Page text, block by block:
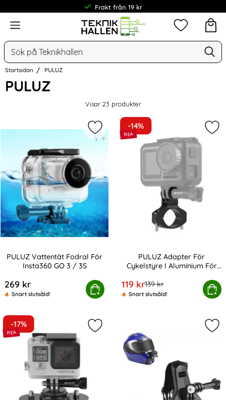
Frakt från 19 kr
Meny
Sök
Mina
Startsidan PULUZ
PULUZ
Visar 23 produkter
PULUZ Vattentät Fodral För
Insta360 GO 3 / 3S
269 kr
Snart slutsåld!
Köp
PULUZ Vattentät Fodral För Insta360 GO 3 / 3S
Markera pULUZ Vattentät Fodral
-14%
PULUZ Adapter För
Cykelstyre I Aluminium För
rea pris
119 krtidigare pris
139 kr
Snart slutsåld!
Köp
PULUZ Adapter För Cykelstyre I
-17%
Markera pULUZ Triangel